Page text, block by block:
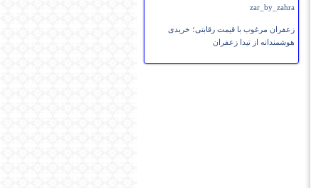
zar_by_zahra
زعفران مرغوب با قیمت رقابتی؛ خریدی
هوشمندانه از تیدا زعفران